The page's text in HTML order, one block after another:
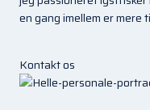
en gang imellem er mere
Kontakt os